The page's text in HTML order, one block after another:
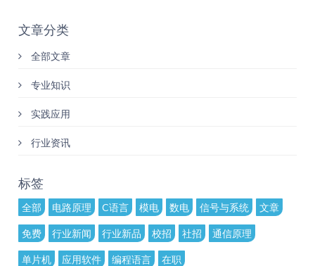
文章分类
全部文章
专业知识
实践应用
行业资讯
标签
全部 电路原理 C语言 模电 数电 信号与系统 文章
免费 行业新闻 行业新品 校招 社招 通信原理
单片机 应用软件 编程语言 在职